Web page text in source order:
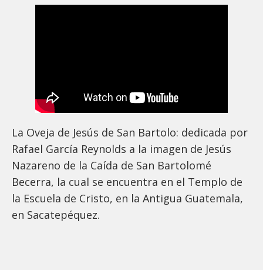
La Oveja de Jesús de San Bartolo: dedicada por
Rafael García Reynolds a la imagen de Jesús
Nazareno de la Caída de San Bartolomé
Becerra, la cual se encuentra en el Templo de
la Escuela de Cristo, en la Antigua Guatemala,
en Sacatepéquez.